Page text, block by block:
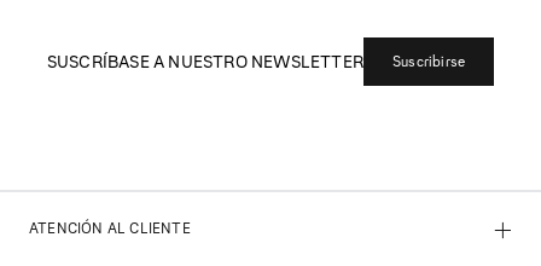
SUSCRÍBASE A NUESTRO NEWSLETTER Suscribirse
ATENCIÓN AL CLIENTE +